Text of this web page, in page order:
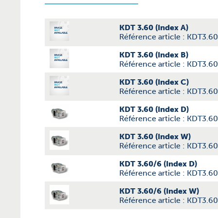
KDT 3.60 (Index A)
Référence article :
KDT 3.60 (Index B)
Référence article :
KDT 3.60 (Index C)
Référence article :
KDT 3.60 (Index D)
Référence article :
KDT 3.60 (Index W)
Référence article :
KDT 3.60/6 (Index D)
Référence article :
KDT 3.60/6 (Index W)
Référence article :